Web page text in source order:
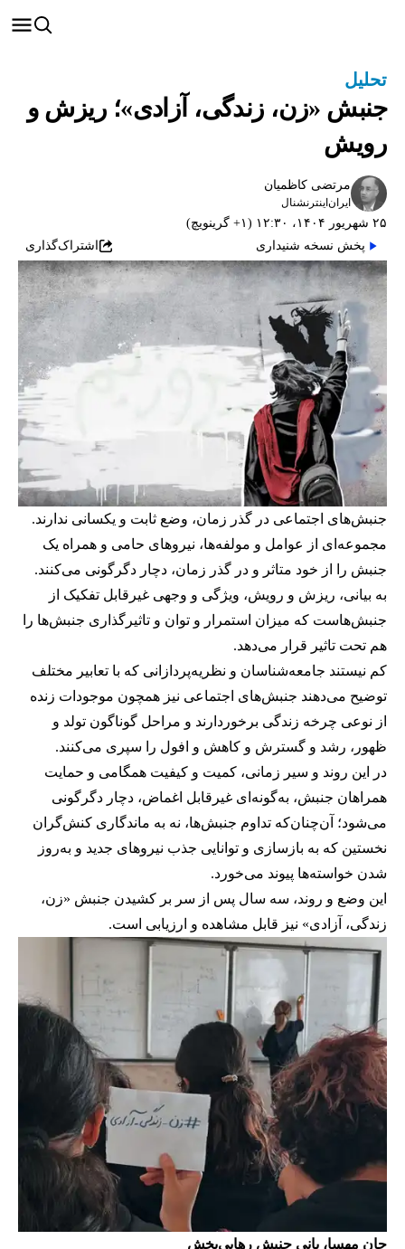
تحلیل
جنبش «زن، زندگی، آزادی»؛ ریزش و
رویش
مرتضی کاظمیان
ایران‌اینترنشنال
۲۵ شهریور ۱۴۰۴، ۱۲:۳۰ (‎+۱ گرینویچ)
پخش نسخه شنیداری
اشتراک‌گذاری
جنبش‌های اجتماعی در گذر زمان، وضع ثابت و یکسانی ندارند.
مجموعه‌ای از عوامل و مولفه‌ها، نیروهای حامی و همراه یک
جنبش را از خود متاثر و در گذر زمان، دچار دگرگونی می‌کنند.
به بیانی، ریزش و رویش، ویژگی و وجهی غیرقابل ‌تفکیک از
جنبش‌هاست که میزان استمرار و توان و تاثیرگذاری جنبش‌ها را
هم تحت‌ تاثیر قرار می‌دهد.
کم نیستند جامعه‌شناسان و نظریه‌پردازانی که با تعابیر مختلف
توضیح می‌دهند جنبش‌های اجتماعی نیز همچون موجودات زنده
از نوعی چرخه زندگی برخوردارند و مراحل گوناگون تولد و
ظهور، رشد و گسترش و کاهش و افول را سپری می‌کنند.
در این روند و سیر زمانی، کمیت و کیفیت همگامی و حمایت
همراهان جنبش، به‌گونه‌ای غیرقابل اغماض، دچار دگرگونی
می‌شود؛ آن‌چنان‌که تداوم جنبش‌ها، نه به ماندگاری کنش‌گران
نخستین که به بازسازی و توانایی جذب نیروهای جدید و به‌روز
شدن خواسته‌ها پیوند می‌خورد.
این وضع و روند، سه سال پس از سر بر کشیدن جنبش «زن،
زندگی، آزادی» نیز قابل مشاهده و ارزیابی است.
جان مهسا، بانی جنبش رهایی‌بخش